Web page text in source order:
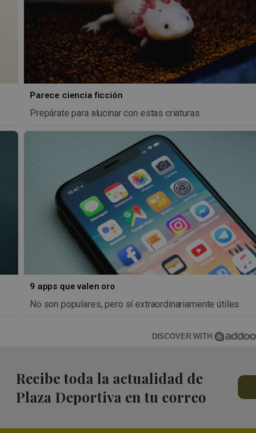
Parece ciencia ficción
Prepárate para alucinar con estas criaturas
9 apps que valen oro
No son populares, pero sí extraordinariamente útiles
DISCOVER WITH
Recibe toda la actualidad de
Plaza Deportiva en tu correo